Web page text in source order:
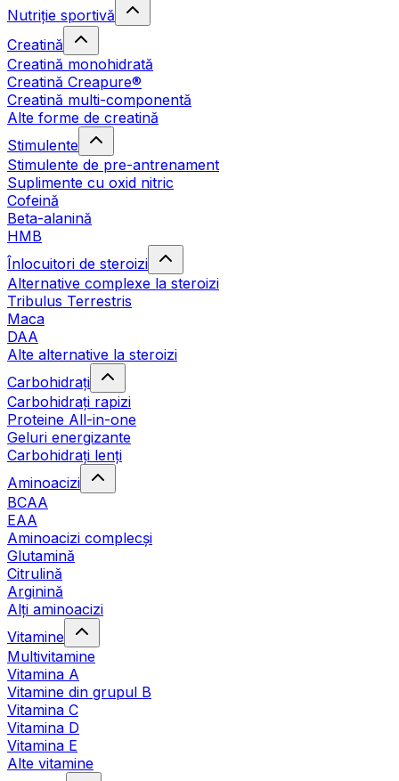
Nutriție sportivă
Creatină
Creatină monohidrată
Creatină Creapure®
Creatină multi-componentă
Alte forme de creatină
Stimulente
Stimulente de pre-antrenament
Suplimente cu oxid nitric
Cofeină
Beta-alanină
HMB
Înlocuitori de steroizi
Alternative complexe la steroizi
Tribulus Terrestris
Maca
DAA
Alte alternative la steroizi
Carbohidrați
Carbohidrați rapizi
Proteine All-in-one
Geluri energizante
Carbohidrați lenți
Aminoacizi
BCAA
EAA
Aminoacizi complecși
Glutamină
Citrulină
Arginină
Alți aminoacizi
Vitamine
Multivitamine
Vitamina A
Vitamine din grupul B
Vitamina C
Vitamina D
Vitamina E
Alte vitamine